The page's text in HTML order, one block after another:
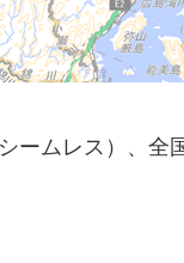
ームレス）、全